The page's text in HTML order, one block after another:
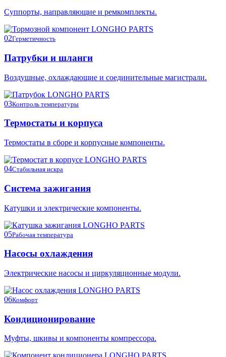
Суппорты, направляющие и ремкомплекты.
02Герметичность
Патрубки и шланги
Воздушные, охлаждающие и соединительные магистрали.
03Контроль температуры
Термостаты и корпуса
Термостаты в сборе и корпусные компоненты.
04Стабильная искра
Система зажигания
Катушки и электрические компоненты.
05Рабочая температура
Насосы охлаждения
Электрические насосы и циркуляционные модули.
06Комфорт
Кондиционирование
Муфты, шкивы и компоненты компрессора.